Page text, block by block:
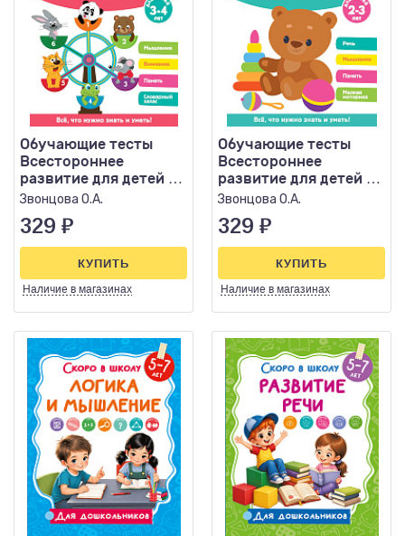
Обучающие тесты
Всестороннее
развитие для детей 3-
4 лет
Звонцова О.А.
329 ₽
Наличие в магазинах
КУПИТЬ
Обучающие тесты
Всестороннее
развитие для детей 2-
3 лет
Звонцова О.А.
329 ₽
Наличие в магазинах
КУПИТЬ